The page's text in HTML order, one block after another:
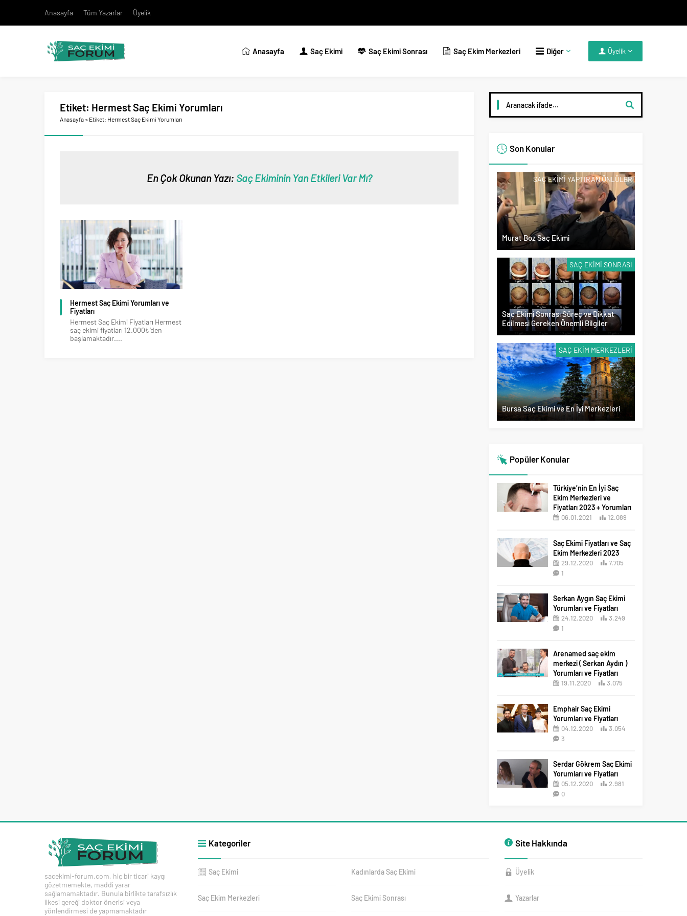
Anasayfa Tüm Yazarlar Üyelik
Anasayfa Saç Ekimi Saç Ekimi Sonrası Saç Ekim Merkezleri Diğer Üyelik
Etiket: Hermest Saç Ekimi Yorumları
Anasayfa » Etiket: Hermest Saç Ekimi Yorumları
En Çok Okunan Yazı: Saç Ekiminin Yan Etkileri Var Mı?
Hermest Saç Ekimi Yorumları ve
Fiyatları
Hermest Saç Ekimi Fiyatları Hermest
saç ekimi fiyatları 12.000₺’den
başlamaktadır....
Son Konular
SAÇ EKIMI YAPTIRAN ÜNLÜLER
Murat Boz Saç Ekimi
SAÇ EKIMI SONRASI
Saç Ekimi Sonrası Süreç ve Dikkat
Edilmesi Gereken Önemli Bilgiler
SAÇ EKIM MERKEZLERI
Bursa Saç Ekimi ve En İyi Merkezleri
Popüler Konular
Türkiye’nin En İyi Saç
Ekim Merkezleri ve
Fiyatları 2023 + Yorumları
06.01.2021
12.089
Saç Ekimi Fiyatları ve Saç
Ekim Merkezleri 2023
29.12.2020
7.705
1
Serkan Aygın Saç Ekimi
Yorumları ve Fiyatları
24.12.2020
3.249
1
Arenamed saç ekim
merkezi ( Serkan Aydın )
Yorumları ve Fiyatları
19.11.2020
3.075
Emphair Saç Ekimi
Yorumları ve Fiyatları
04.12.2020
3.054
3
Serdar Gökrem Saç Ekimi
Yorumları ve Fiyatları
05.12.2020
2.981
0
sacekimi-forum.com, hiç bir ticari kaygı
gözetmemekte, maddi yarar
sağlamamaktadır. Bunula birlikte tarafsızlık
ilkesi gereği doktor önerisi veya
yönlendirmesi de yapmamaktadır
Kategoriler
Saç Ekimi Kadınlarda Saç Ekimi
Saç Ekim Merkezleri Saç Ekimi Sonrası
Site Hakkında
Üyelik
Yazarlar